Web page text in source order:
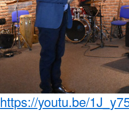
https://youtu.be/